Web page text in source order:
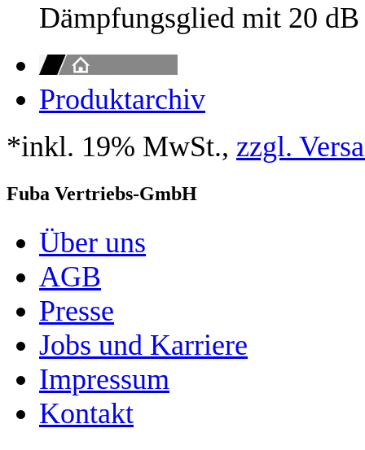
Dämpfungsglied mit 20
Produktarchiv
*inkl. 19% MwSt., zzgl.
Fuba Vertriebs-GmbH
Über uns
AGB
Presse
Jobs und Karriere
Impressum
Kontakt